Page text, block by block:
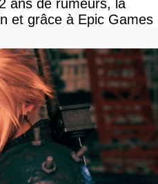
ans de rumeurs, la
et grâce à Epic Games